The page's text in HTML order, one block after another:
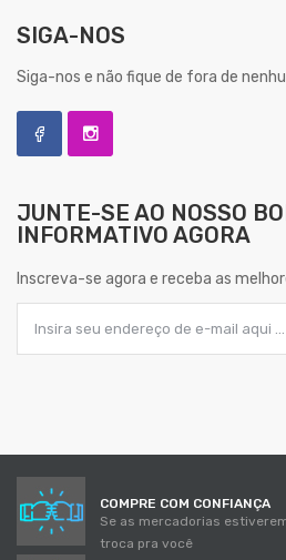
SIGA-NOS
Siga-nos e não fique de fora de
JUNTE-SE AO NOSSO
INFORMATIVO AGORA
Inscreva-se agora e receba as
COMPRE COM CONFIANÇA
Se as mercadorias
troca pra você